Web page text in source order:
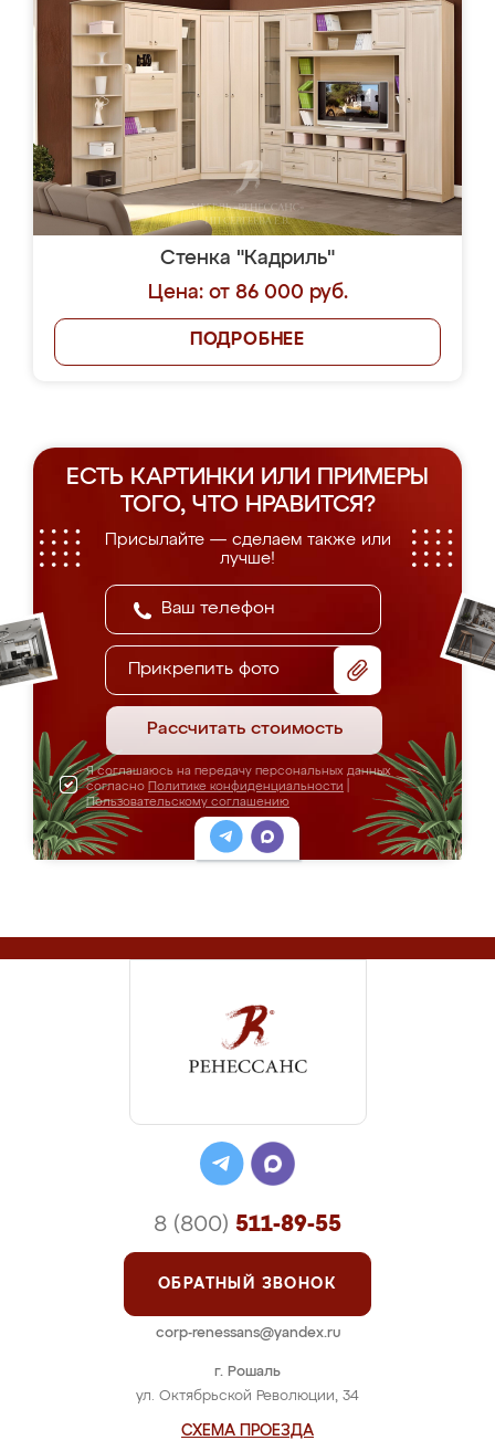
Стенка "Кадриль"
Цена: от 86 000 руб.
ПОДРОБНЕЕ
ЕСТЬ КАРТИНКИ ИЛИ ПРИМЕРЫ
ТОГО, ЧТО НРАВИТСЯ?
Присылайте — сделаем также или
лучше!
Прикрепить фото
Рассчитать стоимость
Я соглашаюсь на передачу персональных данных
согласно Политике конфиденциальности
Пользовательскому соглашению
г. Рошаль
ул. Октябрьской Революции, 34
СХЕМА ПРОЕЗДА
8 (800) 511-89-55
ОБРАТНЫЙ ЗВОНОК
corp-renessans@yandex.ru